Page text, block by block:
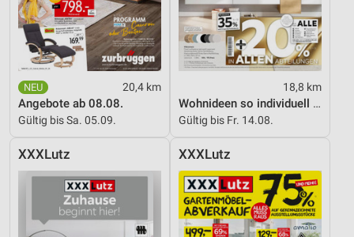
20,4 km
Angebote ab 08.08.
Gültig bis Sa. 05.09.
18,8 km
Wohnideen so individuell wie du!
Gültig bis Fr. 14.08.
XXXLutz XXXLutz